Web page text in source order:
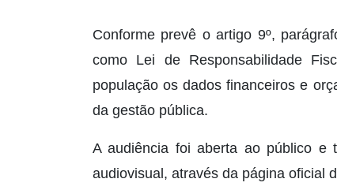
Conforme prevê o artigo 9º,
como Lei de Responsabilidade
população os dados financeiros e
da gestão pública.
A audiência foi aberta ao público e
audiovisual, através da página oficial